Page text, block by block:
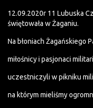
12.09.2020r 11 Lubuska
świętowała w Żaganiu.
Na błoniach Żagańskiego
miłośnicy i pasjonaci
uczestniczyli w pikniku
na którym mieliśmy